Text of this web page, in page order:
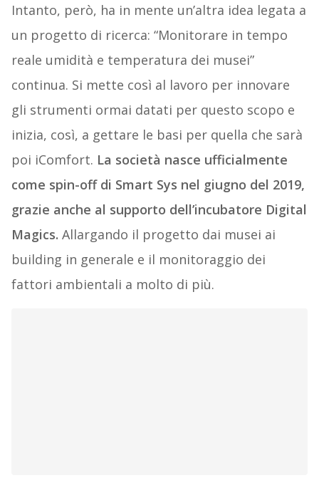
Intanto, però, ha in mente un’altra idea legata a
un progetto di ricerca: “Monitorare in tempo
reale umidità e temperatura dei musei”
continua. Si mette così al lavoro per innovare
gli strumenti ormai datati per questo scopo e
inizia, così, a gettare le basi per quella che sarà
poi iComfort. La società nasce ufficialmente
come spin-off di Smart Sys nel giugno del 2019,
grazie anche al supporto dell’incubatore Digital
Magics. Allargando il progetto dai musei ai
building in generale e il monitoraggio dei
fattori ambientali a molto di più.